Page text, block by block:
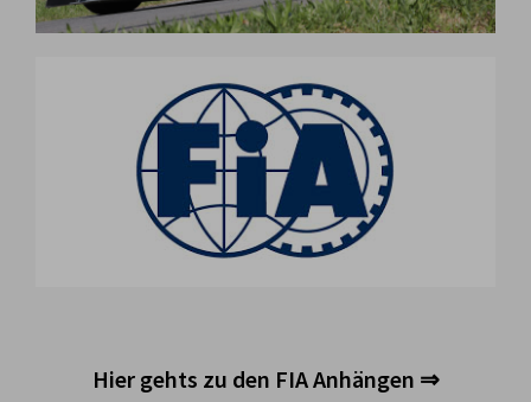
Hier gehts zu den FIA Anhängen ⇒